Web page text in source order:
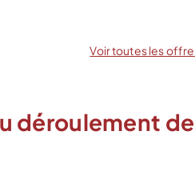
Voir toutes les
déroulement